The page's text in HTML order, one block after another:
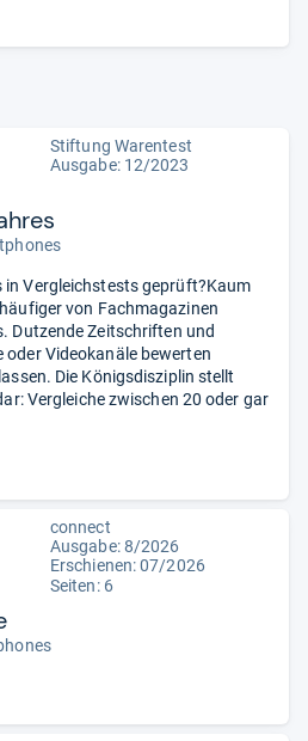
Stiftung Warentest
Ausgabe: 12/2023
in Vergleichstests geprüft?Kaum
von Fachmagazinen
Dutzende Zeitschriften und
oder Videokanäle bewerten
Die Königsdisziplin stellt
Vergleiche zwischen 20 oder gar
connect
Ausgabe: 8/2026
Erschienen:07/2026
Seiten: 6